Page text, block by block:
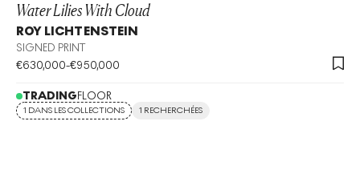
Water Lilies With Cloud
ROY LICHTENSTEIN
SIGNED PRINT
€630,000-€950,000
TRADINGFLOOR
1 DANS LES COLLECTIONS 1 RECHERCHÉES